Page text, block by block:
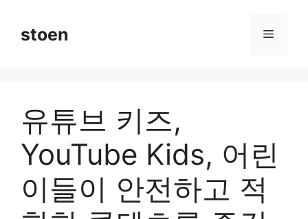
stoen 메
유튜브 키즈,
YouTube Kids, 어린
이들이 안전하고 적